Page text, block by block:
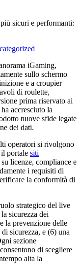
sicuri e performanti:
iGaming,
sullo schermo
e a croupier
di roulette,
prima riservato ai
accresciuto la
nuove sfide legate
dei dati.
operatori si rivolgono
il portale siti
licenze, compliance e
i requisiti di
la conformità di
strategico del live
sicurezza dei
la prevenzione delle
sicurezza, e (6) una
sezione
di scegliere
alta la